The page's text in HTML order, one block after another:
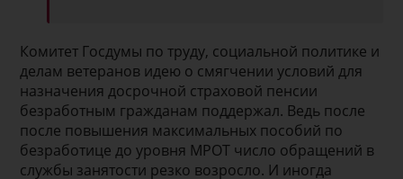
Комитет Госдумы по труду, социальной политике и
делам ветеранов идею о смягчении условий для
назначения досрочной страховой пенсии
безработным гражданам поддержал. Ведь после
после повышения максимальных пособий по
безработице до уровня МРОТ число обращений в
службы занятости резко возросло. И иногда